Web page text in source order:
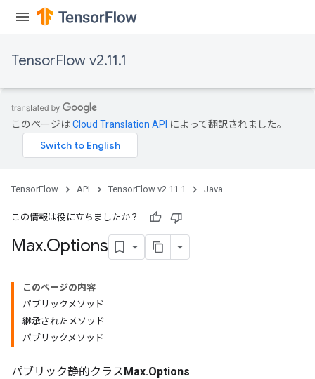
TensorFlow v2.11.1
このページはCloud Translation API によって翻訳されました。
TensorFlow API TensorFlow v2.11.1 Java
この情報は役に立ちましたか？
Max.Options
このページの内容
パブリックメソッド
継承されたメソッド
パブリックメソッド
パブリック静的クラスMax.Options